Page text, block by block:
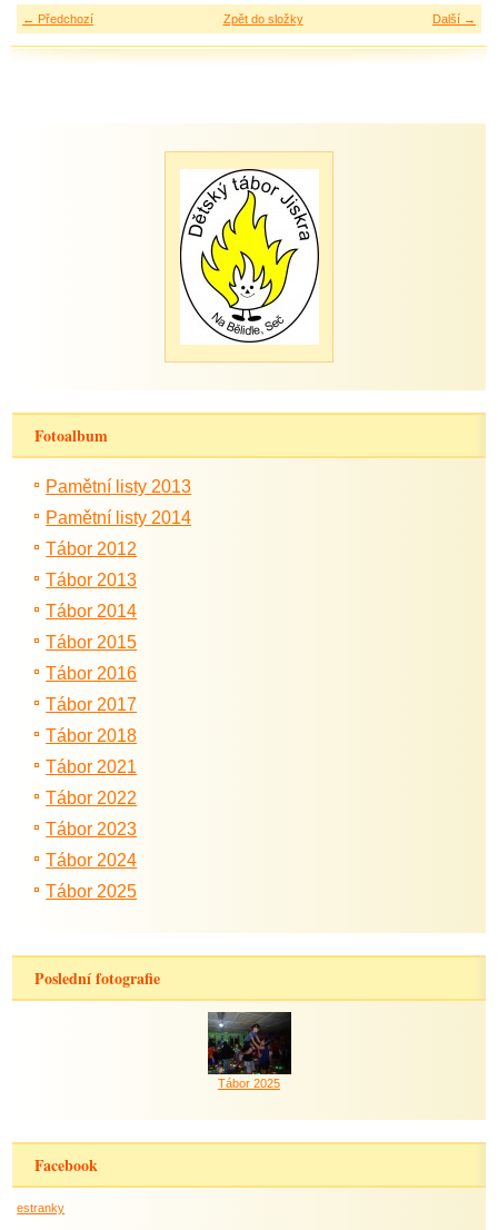
← Předchozí Další →
Zpět do složky
Fotoalbum
Pamětní listy 2013
Pamětní listy 2014
Tábor 2012
Tábor 2013
Tábor 2014
Tábor 2015
Tábor 2016
Tábor 2017
Tábor 2018
Tábor 2021
Tábor 2022
Tábor 2023
Tábor 2024
Tábor 2025
Poslední fotografie
Tábor 2025
Facebook
estranky